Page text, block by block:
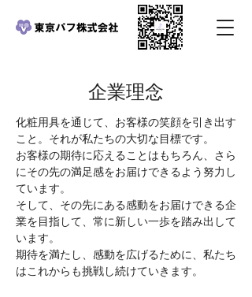
企業理念
化粧用具を通じて、お客様の笑顔を引き出す
こと。それが私たちの大切な目標です。
お客様の期待に応えることはもちろん、さら
にその先の満足感をお届けできるよう努力し
ています。
そして、その先にある感動をお届けできる企
業を目指して、常に新しい一歩を踏み出して
います。
期待を満たし、感動を広げるために、私たち
はこれからも挑戦し続けていきます。